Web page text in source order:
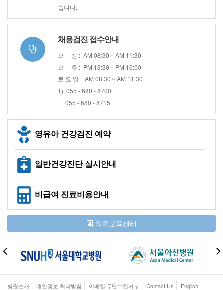
습니다.
채용검진 접수안내
오 전 : AM 08:30 ~ AM 11:30
오 후 : PM 13:30 ~ PM 16:00
토 요 일 : AM 08:30 ~ AM 11:30
T) 055 - 680 - 8700
055 - 680 - 8715
영유아 건강검진 예약
일반건강진단 실시안내
비급여 진료비용안내
직원교육센터
병원소개 개인정보 처리방침 이메일 무단수집거부 Contact Us English